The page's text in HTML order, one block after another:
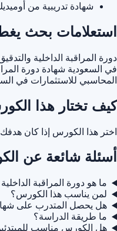
شهادة تدريبية من
استعلامات بحث
دورة المراقبة الداخلية
في السعودية شهادة دورة
المحاسبي للاستثمارات في
كيف تختار هذا
اختر هذا الكورس إذا كان
أسئلة شائعة عن
ما هو دورة المراقبة
لمن يناسب هذا الكورس؟
هل يحصل المتدرب على
ما طريقة الدراسة؟
هل الكورس مناسب